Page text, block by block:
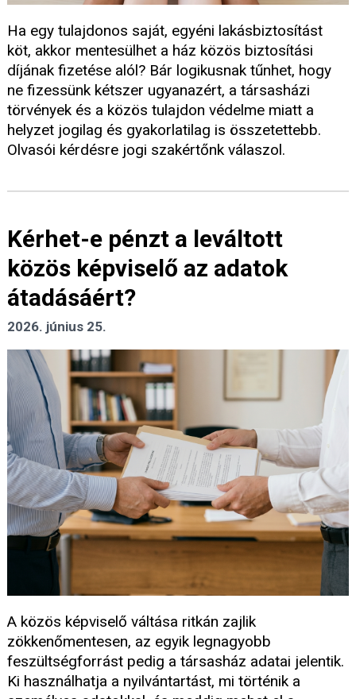
Ha egy tulajdonos saját, egyéni lakásbiztosítást
köt, akkor mentesülhet a ház közös biztosítási
díjának fizetése alól? Bár logikusnak tűnhet, hogy
ne fizessünk kétszer ugyanazért, a társasházi
törvények és a közös tulajdon védelme miatt a
helyzet jogilag és gyakorlatilag is összetettebb.
Olvasói kérdésre jogi szakértőnk válaszol.
Kérhet-e pénzt a leváltott
közös képviselő az adatok
átadásáért?
2026. június 25.
A közös képviselő váltása ritkán zajlik
zökkenőmentesen, az egyik legnagyobb
feszültségforrást pedig a társasház adatai jelentik.
Ki használhatja a nyilvántartást, mi történik a